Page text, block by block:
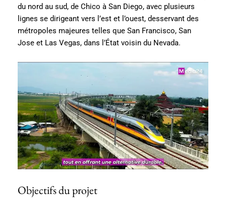
du nord au sud, de Chico à San Diego, avec plusieurs
lignes se dirigeant vers l’est et l’ouest, desservant des
métropoles majeures telles que San Francisco, San
Jose et Las Vegas, dans l’État voisin du Nevada.
Objectifs du projet